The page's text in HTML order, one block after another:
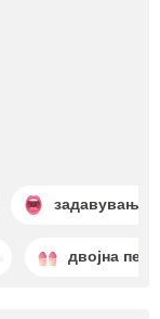
задавување
двојна